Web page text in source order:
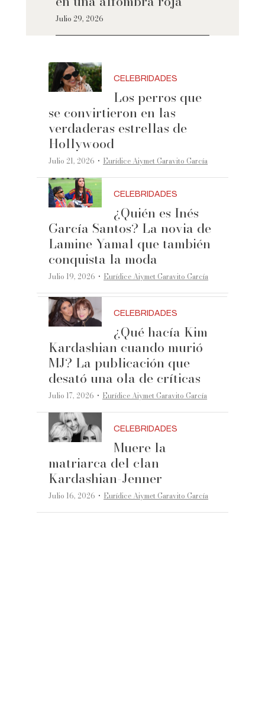
Julio 29, 2026
CELEBRIDADES
Los perros que
se convirtieron en las
verdaderas estrellas de
Hollywood
Julio 21, 2026 ·Eurídice Aiymet Garavito García
CELEBRIDADES
¿Quién es Inés
García Santos? La novia de
Lamine Yamal que también
conquista la moda
Julio 19, 2026 ·Eurídice Aiymet Garavito García
CELEBRIDADES
¿Qué hacía Kim
Kardashian cuando murió
MJ? La publicación que
desató una ola de críticas
Julio 17, 2026 ·Eurídice Aiymet Garavito García
CELEBRIDADES
Muere la
matriarca del clan
Kardashian-Jenner
Julio 16, 2026 ·Eurídice Aiymet Garavito García